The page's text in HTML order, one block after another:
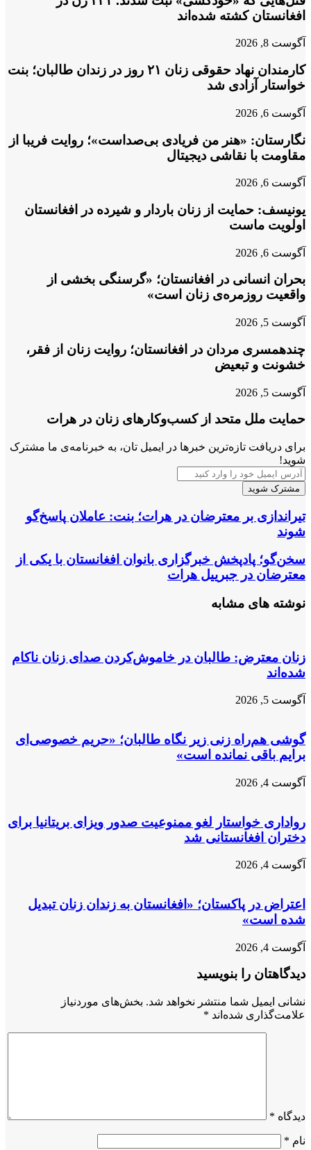
افغانستان کشته شده‌اند
آگوست 8, 2026
کارمندان نهاد حقوقی زنان ۲۱ روز در زندان طالبان؛ بنت
خواستار آزادی شد
آگوست 6, 2026
نگارستان: «هنر من فریادی بی‌صداست»؛ روایت فریبا از
مقاومت با نقاشی دیجیتال
آگوست 6, 2026
یونیسف: حمایت از زنان باردار و شیرده در افغانستان
اولویت ماست
آگوست 6, 2026
بحران انسانی در افغانستان؛ «گرسنگی بخشی از
واقعیت روزمره‌ی زنان است»
آگوست 5, 2026
چندهمسری مردان در افغانستان؛ روایت زنان از فقر،
خشونت و تبعیض
آگوست 5, 2026
حمایت ملل متحد از کسب‌وکارهای زنان در هرات
برای دریافت تازه‌ترین خبرها در ایمیل تان، به خبرنامه‌ی ما مشترک
شوید!
آدرس
ایمیل
خود
را
وارد
کنید
تیراندازی
بر
معترضان
هرات؛
بنت:
پاسخ‌گو
تیراندازی بر معترضان در هرات؛ بنت: عاملان پاسخ‌گو
شوند
سخن‌گو؛
پادپخش
خبرگزاری
بانوان
افغانستان
معترضان
در
جبرییل
هرات
سخن‌گو؛ پادپخش خبرگزاری بانوان افغانستان با یکی از
معترضان در جبرییل هرات
نوشته های مشابه
زنان معترض: طالبان در خاموش‌کردن صدای زنان ناکام
شده‌اند
آگوست 5, 2026
گوشی هم‌راه زنی زیر نگاه طالبان؛ «حریم خصوصی‌ای
برایم باقی نمانده است»
آگوست 4, 2026
رواداری خواستار لغو ممنوعیت صدور ویزای بریتانیا برای
دختران افغانستانی شد
آگوست 4, 2026
اعتراض در پاکستان؛ «افغانستان به زندان زنان تبدیل
شده است»
آگوست 4, 2026
دیدگاهتان را بنویسید
نشانی ایمیل شما منتشر نخواهد شد. بخش‌های موردنیاز
علامت‌گذاری شده‌اند *
دیدگاه *
نام *